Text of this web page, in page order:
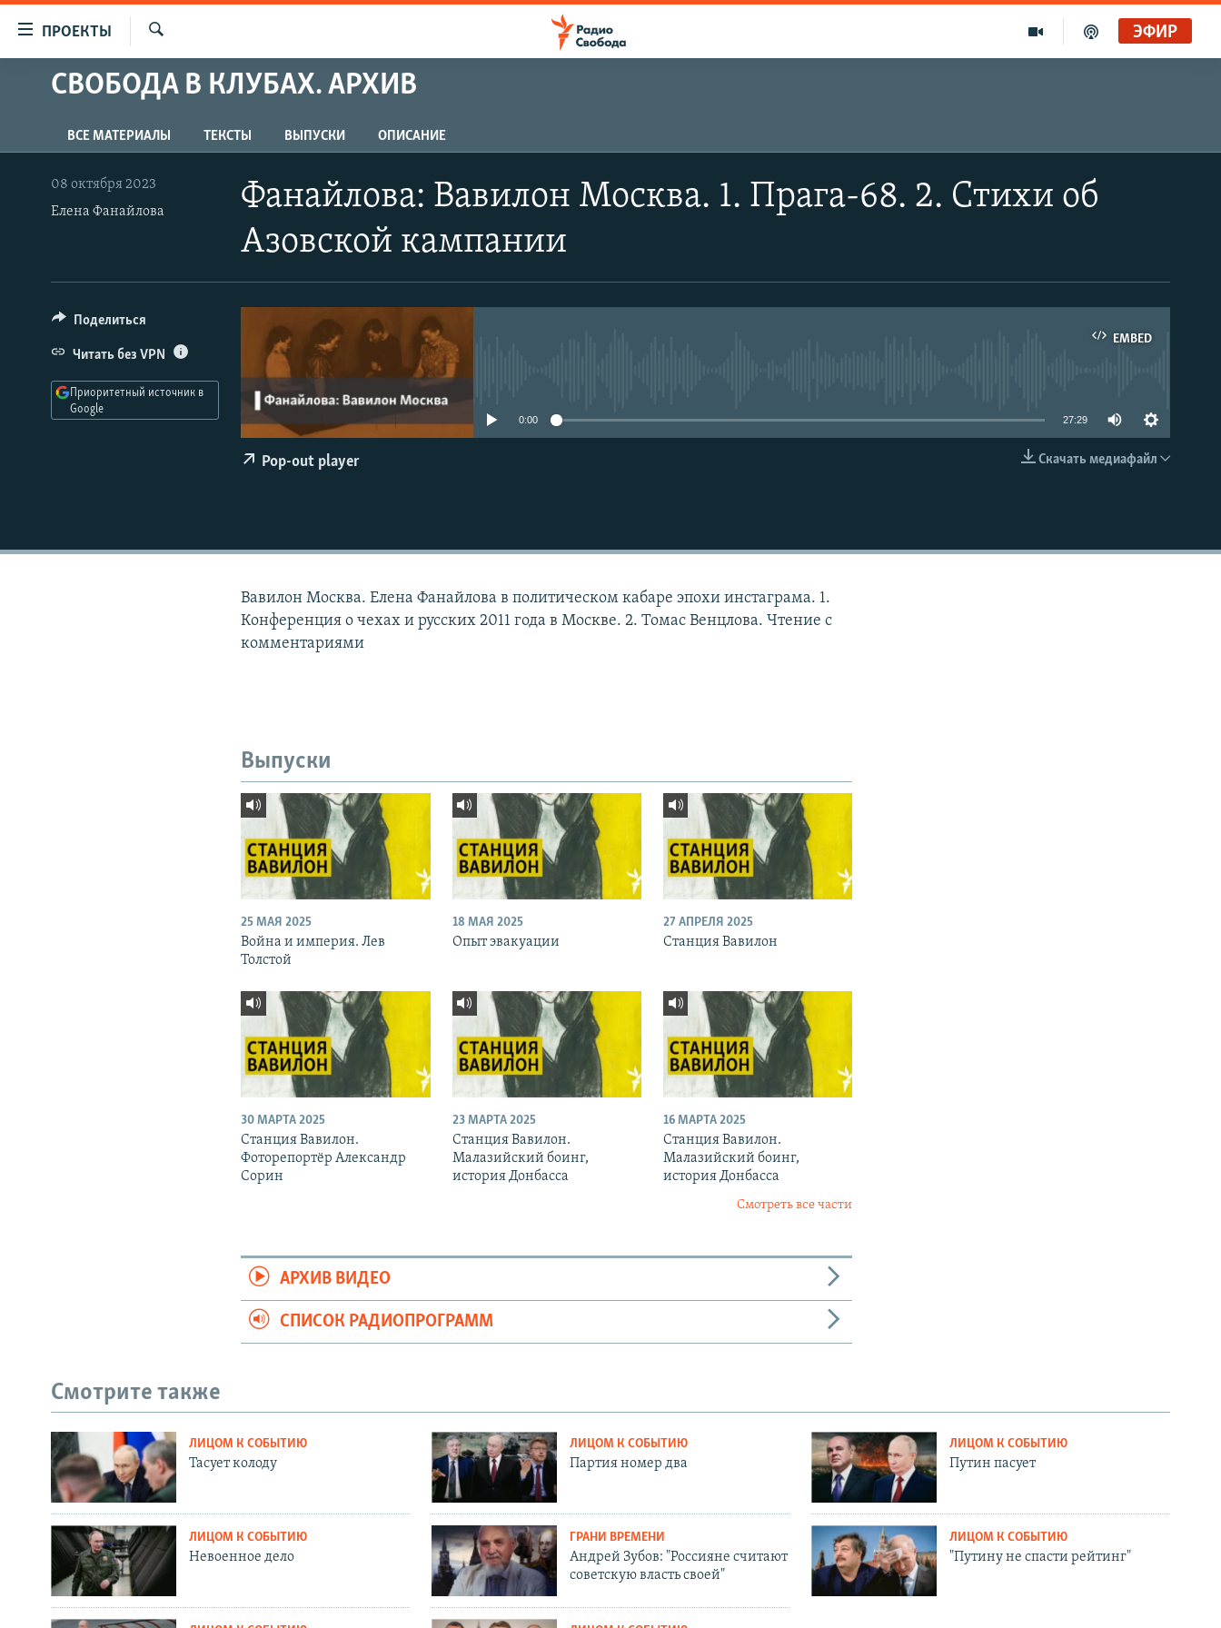
упрощенного
Вернуться
к
основному
содержанию
Вернутся
ПРОЕКТЫ
ПРОГРАММЫ
АВТОРСКИЕ ПРОЕКТЫ
ЦИТАТЫ СВОБОДЫ
МНЕНИЯ
IDEL.РЕАЛИИ
КАВКАЗ.РЕАЛИИ
СЕВЕР.РЕАЛИИ
СИБИРЬ.РЕАЛИИ
РАСПИСАНИЕ ВЕЩАНИЯ
ЭФИР
СВОБОДА В КЛУБАХ. АРХИВ
ВСЕ МАТЕРИАЛЫ ТЕКСТЫ ВЫПУСКИ ОПИСАНИЕ
Фанайлова: Вавилон Москва. 1. Прага-68. 2. Стихи об
Азовской кампании
08 октября 2023
Елена Фанайлова
EMBED
EMBED
0:00 27:29
Скачать медиафайл
Pop-out player
Поделиться
Читать без VPN
Приоритетный источник в
Google
Вавилон Москва. Елена Фанайлова в политическом кабаре эпохи инстаграма. 1.
Конференция о чехах и русских 2011 года в Москве. 2. Томас Венцлова. Чтение с
комментариями
Выпуски
25 МАЯ 2025
Война и империя. Лев
Толстой
18 МАЯ 2025
Опыт эвакуации
27 АПРЕЛЯ 2025
Станция Вавилон
30 МАРТА 2025
Станция Вавилон.
Фоторепортёр Александр
Сорин
23 МАРТА 2025
Станция Вавилон.
Малазийский боинг,
история Донбасса
16 МАРТА 2025
Станция Вавилон.
Малазийский боинг,
история Донбасса
Смотреть все части
АРХИВ ВИДЕО
СПИСОК РАДИОПРОГРАММ
Смотрите также
ЛИЦОМ К СОБЫТИЮ
Тасует колоду
ЛИЦОМ К СОБЫТИЮ
Партия номер два
ЛИЦОМ К СОБЫТИЮ
Путин пасует
ЛИЦОМ К СОБЫТИЮ
Невоенное дело
ГРАНИ ВРЕМЕНИ
Андрей Зубов: "Россияне считают
советскую власть своей"
ЛИЦОМ К СОБЫТИЮ
"Путину не спасти рейтинг"